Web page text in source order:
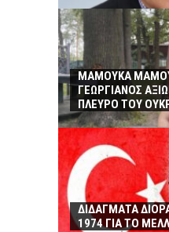
ΜΑΜΟΥΚΑ
ΓΕΩΡΓΙΑΝΟΣ
ΠΛΕΥΡΟ ΤΟΥ
ΔΙΔΑΓΜΑΤΑ
1974 ΓΙΑ ΤΟ